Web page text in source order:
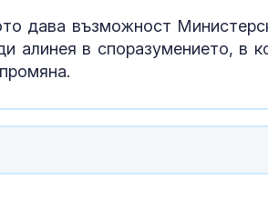
дава възможност
алинея в споразумението, в
до 146